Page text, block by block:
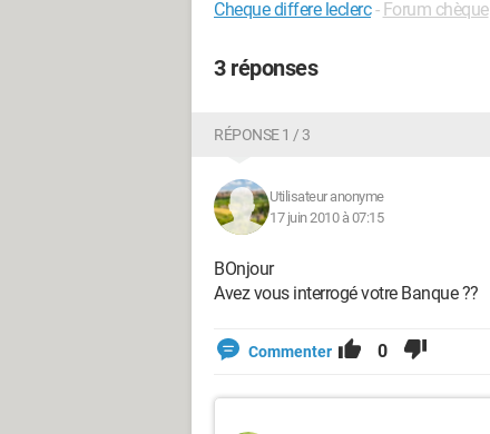
Cheque differe leclerc - Forum chèque
3 réponses
RÉPONSE 1 / 3
Utilisateur anonyme
17 juin 2010 à 07:15
BOnjour
Avez vous interrogé votre Banque ??
Commenter 0